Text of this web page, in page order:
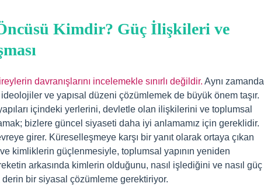
Kimdir? Güç İlişkileri ve
davranışlarını incelemekle sınırlı değildir. Aynı zamanda
ve yapısal düzeni çözümlemek de büyük önem taşır.
içindeki yerlerini, devletle olan ilişkilerini ve toplumsal
bizlere güncel siyaseti daha iyi anlamamız için gereklidir.
girer. Küreselleşmeye karşı bir yanıt olarak ortaya çıkan
kimliklerin güçlenmesiyle, toplumsal yapının yeniden
arkasında kimlerin olduğunu, nasıl işlediğini ve nasıl güç
bir siyasal çözümleme gerektiriyor.